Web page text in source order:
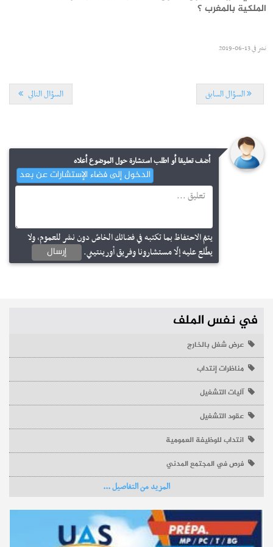
مستجدات
سحب الاستدعاءات الفردية للاختبار الكتابي لمناظرة إنتداب أساتذة
التعليم الثانوي والفني والتقني
مستجدات
نتائج القبول الأولي لمناظرة إنتداب أساتذة التعليم الثانوي والفني
والتقني
نشر في04-08-2026
الملكية بالمغرب ؟
نشر في13-06-2019
ما هي إجراءات مناظرة عدول الاشهاد بالمعهد الأعلى للقضاء؟
إجابات
ما هي اجراءات مناظرة عدول التنفيذ بالمعهد الأعلى للقضاء؟
نشر في09-10-2018
السؤال السابق السؤال التالي
أضف تعليقا أو اطلب استشارة حول الموضوع أعلاه
الدخول إلى فضاء الإستشارات عن بعد
يتمّ الاحتفاظ بما تكتبه في فضائك الخاصّ دون نشر للعموم، ولا
يطّلع عليه إلّا مستشارونا وفريق أورينتيني.
إرسال
في نفس الملف
عرض شغل بالخارج
مناظرات إنتداب
آليات التشغيل
عقود التشغيل
انتداب للوظيفة العمومية
فرص في المجتمع المدني
المزيد من التفاصيل ...